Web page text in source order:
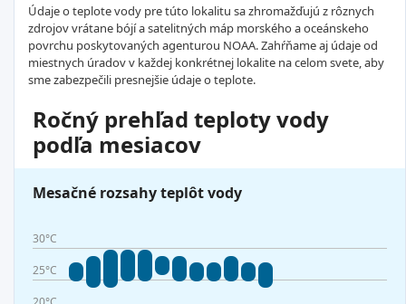
Údaje o teplote vody pre túto lokalitu sa zhromažďujú z rôznych
zdrojov vrátane bójí a satelitných máp morského a oceánskeho
povrchu poskytovaných agenturou NOAA. Zahŕňame aj údaje od
miestnych úradov v každej konkrétnej lokalite na celom svete, aby
sme zabezpečili presnejšie údaje o teplote.
Ročný prehľad teploty vody
podľa mesiacov
Mesačné rozsahy teplôt vody
30°C
25°C